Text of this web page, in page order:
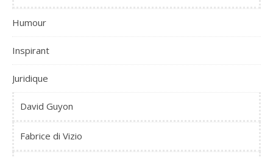
Humour
Inspirant
Juridique
David Guyon
Fabrice di Vizio